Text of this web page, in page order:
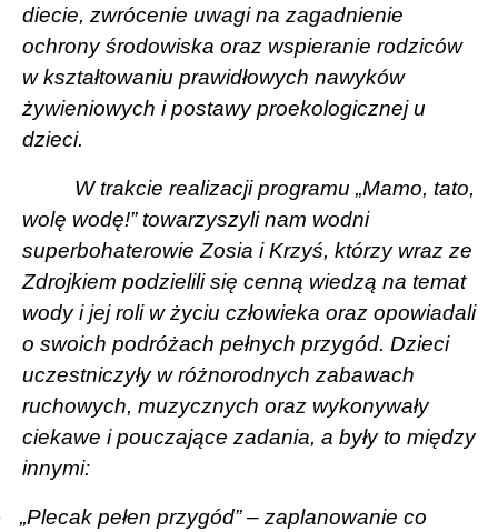
diecie, zwrócenie uwagi na zagadnienie
ochrony środowiska oraz wspieranie rodziców
w kształtowaniu prawidłowych nawyków
żywieniowych i postawy proekologicznej u
dzieci.
W trakcie realizacji programu „Mamo, tato,
wolę wodę!” towarzyszyli nam wodni
superbohaterowie Zosia i Krzyś, którzy wraz ze
Zdrojkiem podzielili się cenną wiedzą na temat
wody i jej roli w życiu człowieka oraz opowiadali
o swoich podróżach pełnych przygód. Dzieci
uczestniczyły w różnorodnych zabawach
ruchowych, muzycznych oraz wykonywały
ciekawe i pouczające zadania, a były to między
innymi:
„Plecak pełen przygód” – zaplanowanie co